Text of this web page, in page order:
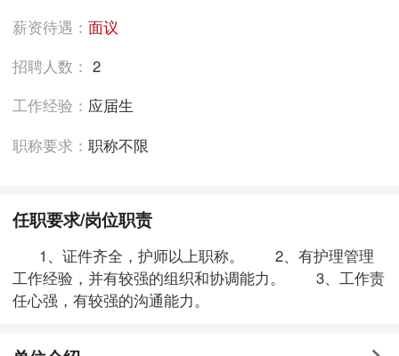
薪资待遇：面议
招聘人数：2
工作经验： 应届生
职称要求：职称不限
任职要求/岗位职责
1、证件齐全，护师以上职称。 2、有护理管理
工作经验，并有较强的组织和协调能力。 3、工作责
任心强，有较强的沟通能力。